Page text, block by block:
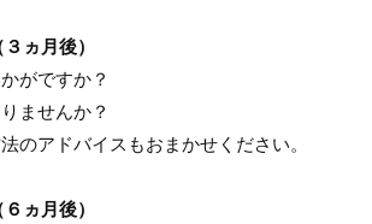
ヵ月後）
がですか？
ませんか？
のアドバイスもおまかせください。
ヵ月後）